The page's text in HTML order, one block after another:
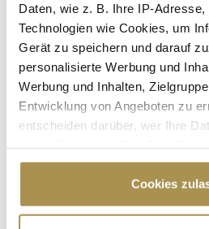
Daten, wie z. B. Ihre IP-
Technologien wie Cookies, um
Gerät zu speichern und darauf
personalisierte Werbung und
Werbung und Inhalten,
Entwicklung von Angeboten zu
entscheiden darüber, wer Ihre
Cookie-Erklärung oder durch
Trigger Symbol ändern oder
Cookies